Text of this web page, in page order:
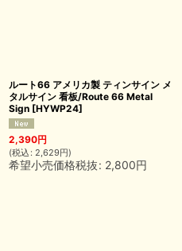
ルート66 アメリカ製 ティンサイン メ
タルサイン 看板/Route 66 Metal
Sign [HYWP24]
2,390円
(税込 : 2,629円)
希望小売価格税抜: 2,800円